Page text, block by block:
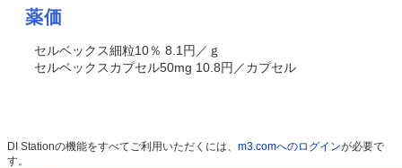
薬価
セルベックス細粒10％ 8.1円／ｇ
セルベックスカプセル50mg 10.8円／カプセル
DI Stationの機能をすべてご利用いただくには、 m3.comへのログインが必要で
す。